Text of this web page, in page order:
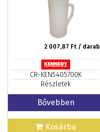
2 007,87 Ft / darab
CR-KEN5405700K
Részletek
Bővebben
Kosárba